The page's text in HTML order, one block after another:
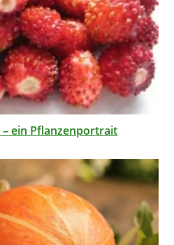
ein Pflanzenportrait